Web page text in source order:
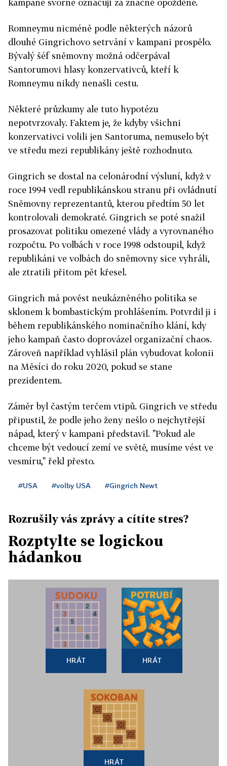
kampaně svorně označují za značně opožděné.
Romneymu nicméně podle některých názorů
dlouhé Gingrichovo setrvání v kampani prospělo.
Bývalý šéf sněmovny možná odčerpával
Santorumovi hlasy konzervativců, kteří k
Romneymu nikdy nenašli cestu.
Některé průzkumy ale tuto hypotézu
nepotvrzovaly. Faktem je, že kdyby všichni
konzervativci volili jen Santoruma, nemuselo být
ve středu mezi republikány ještě rozhodnuto.
Gingrich se dostal na celonárodní výsluní, když v
roce 1994 vedl republikánskou stranu při ovládnutí
Sněmovny reprezentantů, kterou předtím 50 let
kontrolovali demokraté. Gingrich se poté snažil
prosazovat politiku omezené vlády a vyrovnaného
rozpočtu. Po volbách v roce 1998 odstoupil, když
republikáni ve volbách do sněmovny sice vyhráli,
ale ztratili přitom pět křesel.
Gingrich má pověst neukázněného politika se
sklonem k bombastickým prohlášením. Potvrdil ji i
během republikánského nominačního klání, kdy
jeho kampaň často doprovázel organizační chaos.
Zároveň například vyhlásil plán vybudovat kolonii
na Měsíci do roku 2020, pokud se stane
prezidentem.
Záměr byl častým terčem vtipů. Gingrich ve středu
připustil, že podle jeho ženy nešlo o nejchytřejší
nápad, který v kampani představil. "Pokud ale
chceme být vedoucí zemí ve světě, musíme vést ve
vesmíru," řekl přesto.
#USA #volby USA #Gingrich Newt
Rozrušily vás zprávy a cítíte stres?
Rozptylte se logickou
hádankou
HRÁT HRÁT
HRÁT